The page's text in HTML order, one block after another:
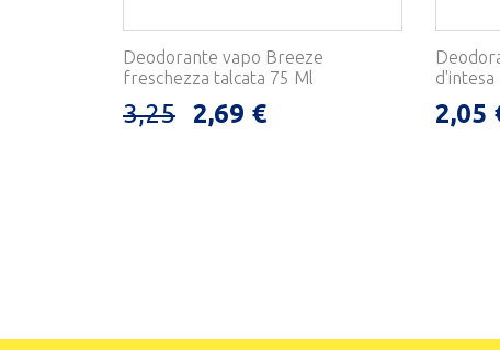
Deodorante vapo Breeze
freschezza talcata 75 Ml
3,25 2,69 €
d'intesa
2,05